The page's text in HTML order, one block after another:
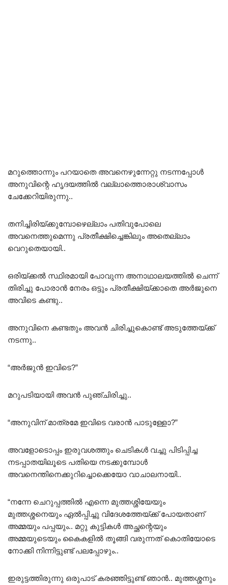
മറുത്തൊന്നും പറയാതെ അവനെഴുന്നേറ്റു നടന്നപ്പോൾ
അനുവിന്റെ ഹൃദയത്തിൽ വല്ലാത്തൊരാശ്വാസം
ചേക്കേറിയിരുന്നു..
തനിച്ചിരിയ്ക്കുമ്പോഴെല്ലാം പതിവുപോലെ
അവനെത്തുമെന്നു പ്രതീക്ഷിച്ചെങ്കിലും അതെല്ലാം
വെറുതെയായി..
ഒരിയ്ക്കൽ സ്ഥിരമായി പോവുന്ന അനാഥാലയത്തിൽ ചെന്ന്
തിരിച്ചു പോരാൻ നേരം ഒട്ടും പ്രതീക്ഷിയ്ക്കാതെ അർജുനെ
അവിടെ കണ്ടു..
അനുവിനെ കണ്ടതും അവൻ ചിരിച്ചുകൊണ്ട് അടുത്തേയ്ക്ക്
നടന്നു..
“അർജുൻ ഇവിടെ?”
മറുപടിയായി അവൻ പുഞ്ചിരിച്ചു..
“അനുവിന് മാത്രമേ ഇവിടെ വരാൻ പാടുള്ളോ?”
അവളോടൊപ്പം ഇരുവശത്തും ചെടികൾ വച്ചു പിടിപ്പിച്ച
നടപ്പാതയിലൂടെ പതിയെ നടക്കുമ്പോൾ
അവനെന്തിനെക്കുറിച്ചൊക്കെയോ വാചാലനായി..
“നന്നേ ചെറുപ്പത്തിൽ എന്നെ മുത്തശ്ശിയേയും
മുത്തശ്ശനെയും ഏൽപ്പിച്ചു വിദേശത്തേയ്ക്ക് പോയതാണ്
അമ്മയും പപ്പയും.. മറ്റു കുട്ടികൾ അച്ഛന്റെയും
അമ്മയുടെയും കൈകളിൽ തൂങ്ങി വരുന്നത് കൊതിയോടെ
നോക്കി നിന്നിട്ടുണ്ട് പലപ്പോഴും..
ഇരുട്ടത്തിരുന്നു ഒരുപാട് കരഞ്ഞിട്ടുണ്ട് ഞാൻ.. മുത്തശ്ശനും